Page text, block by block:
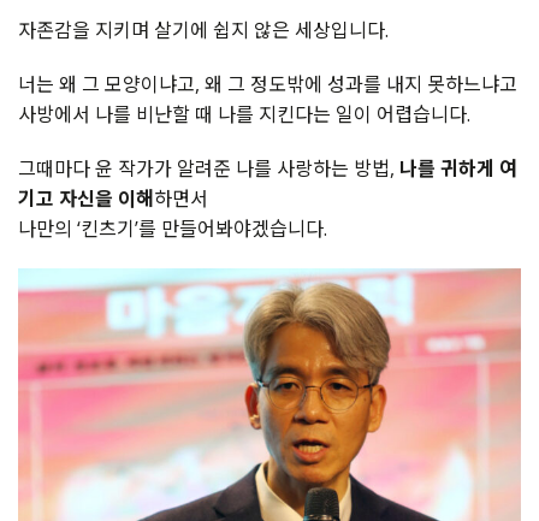
자존감을 지키며 살기에 쉽지 않은 세상입니다.
너는 왜 그 모양이냐고, 왜 그 정도밖에 성과를 내지 못하느냐고
사방에서 나를 비난할 때 나를 지킨다는 일이 어렵습니다.
그때마다 윤 작가가 알려준 나를 사랑하는 방법, 나를 귀하게 여
기고 자신을 이해하면서
나만의 ‘킨츠기’를 만들어봐야겠습니다.